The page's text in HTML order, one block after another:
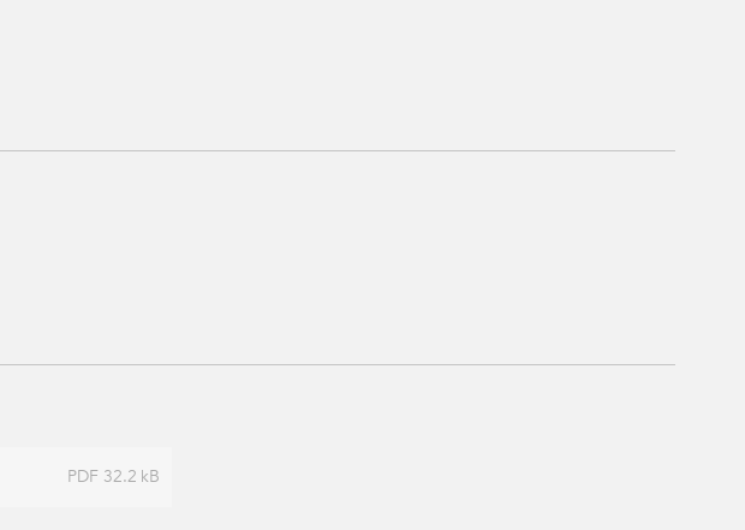
PDF 32.2 kB